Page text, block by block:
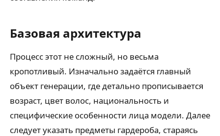
Базовая архитектура
Процесс этот не сложный, но весьма
кропотливый. Изначально задаётся главный
объект генерации, где детально прописывается
возраст, цвет волос, национальность и
специфические особенности лица модели. Далее
следует указать предметы гардероба, стараясь